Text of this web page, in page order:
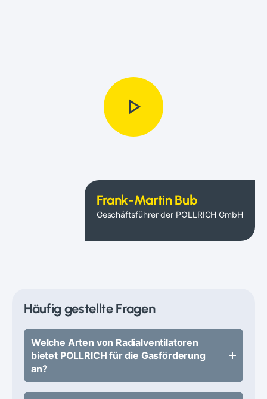
Frank-Martin Bub
Geschäftsführer der POLLRICH GmbH
play_arrow
Häufig gestellte Fragen
Welche Arten von Radialventilatoren
bietet POLLRICH für die Gasförderung
an?